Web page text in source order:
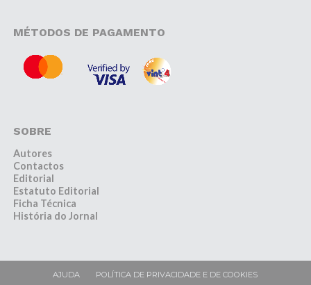
MÉTODOS DE PAGAMENTO
SOBRE
Autores
Contactos
Editorial
Estatuto Editorial
Ficha Técnica
História do Jornal
AJUDA
POLÍTICA DE PRIVACIDADE E DE COOKIES